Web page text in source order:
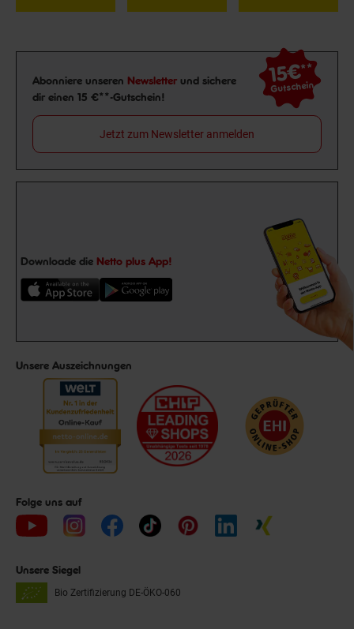
Newsletter Anmeldung
Abonniere unseren Newsletter und sichere
dir einen 15 €**-Gutschein!
15€**
Gutschein
Jetzt zum Newsletter anmelden
Downloade die Netto plus App!
Unsere Auszeichnungen
Folge uns auf
Unsere Siegel
Bio Zertifizierung DE-ÖKO-060